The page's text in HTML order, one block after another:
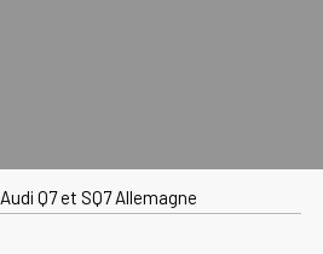
Audi Q7 et SQ7 Allemagne